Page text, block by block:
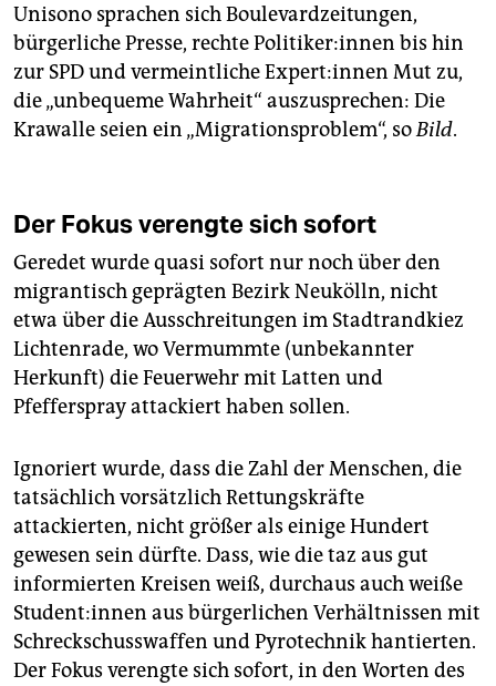
Unisono sprachen sich Boulevardzeitungen,
bürgerliche Presse, rechte Po­li­ti­ke­r:in­nen bis hin
zur SPD und vermeintliche Ex­per­t:in­nen Mut zu,
die „unbequeme Wahrheit“ auszusprechen: Die
Krawalle seien ein „Migrationsproblem“, soBild.
Der Fokus verengte sich sofort
Geredet wurde quasi sofort nur noch über den
migrantisch geprägten Bezirk Neukölln, nicht
etwa über die Ausschreitungen im Stadtrandkiez
Lichtenrade, wo Vermummte (unbekannter
Herkunft) die Feuerwehr mit Latten und
Pfefferspray attackiert haben sollen.
Ignoriert wurde, dass die Zahl der Menschen, die
tatsächlich vorsätzlich Rettungskräfte
attackierten, nicht größer als einige Hundert
gewesen sein dürfte. Dass, wie die taz aus gut
informierten Kreisen weiß, durchaus auch weiße
Stu­den­t:in­nen aus bürgerlichen Verhältnissen mit
Schreckschusswaffen und Pyrotechnik hantierten.
Der Fokus verengte sich sofort, in den Worten des